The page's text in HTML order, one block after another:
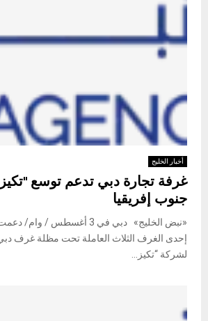
أخبار الخليج
غرفة تجارة دبي تدعم توسع
جنوب إفريقيا
«نبض الخليج» دبي في 3 أغسطس /
إحدى الغرف الثلاث العاملة تحت مظلة غرف
لشركة “تكيز...